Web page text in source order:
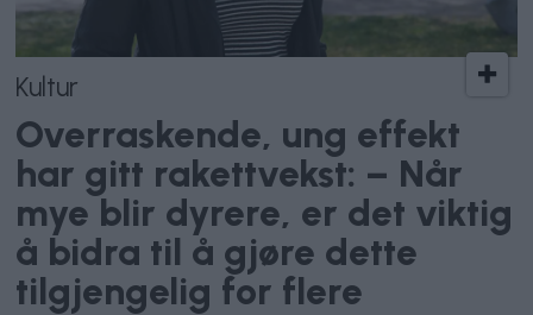
Kultur
Overraskende, ung effekt
har gitt rakettvekst: – Når
mye blir dyrere, er det viktig
å bidra til å gjøre dette
tilgjengelig for flere